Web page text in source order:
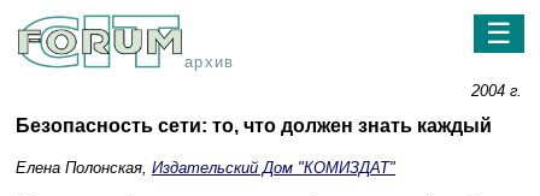
архив
☰
2004 г.
Безопасность сети: то, что должен знать каждый
Елена Полонская, Издательский Дом "КОМИЗДАТ"